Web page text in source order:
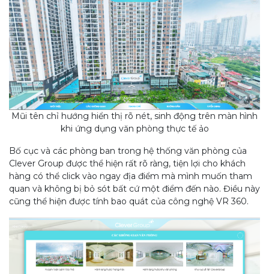
Mũi tên chỉ hướng hiển thị rõ nét, sinh động trên màn hình
khi ứng dụng văn phòng thực tế ảo
Bố cục và các phòng ban trong hệ thống văn phòng của
Clever Group được thể hiện rất rõ ràng, tiện lợi cho khách
hàng có thể click vào ngay địa điểm mà mình muốn tham
quan và không bị bỏ sót bất cứ một điểm đến nào. Điều này
cũng thể hiện được tính bao quát của công nghệ VR 360.